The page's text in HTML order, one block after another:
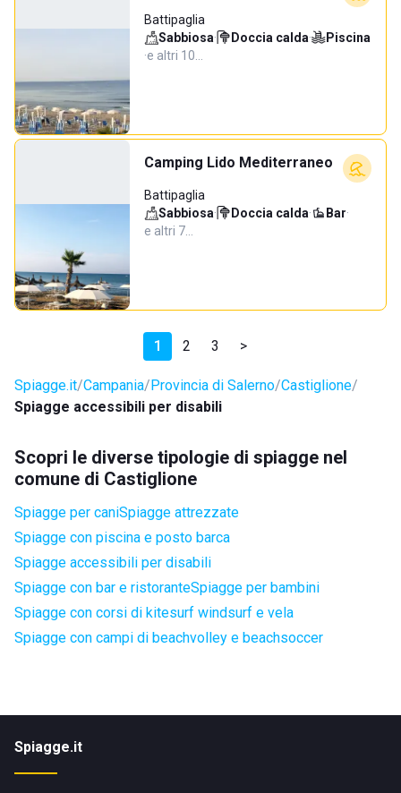
Battipaglia
Sabbiosa· Doccia calda·
Piscina
·e altri 10…
Camping Lido Mediterraneo
Battipaglia
Sabbiosa· Doccia calda· Bar·
e altri 7…
1 2 3 >
Spiagge.it Campania Provincia di Salerno Castiglione
Spiagge accessibili per disabili
Scopri le diverse tipologie di spiagge nel
comune di Castiglione
Spiagge per caniSpiagge attrezzate
Spiagge con piscina e posto barca
Spiagge accessibili per disabili
Spiagge con bar e ristoranteSpiagge per bambini
Spiagge con corsi di kitesurf windsurf e vela
Spiagge con campi di beachvolley e beachsoccer
Spiagge.it